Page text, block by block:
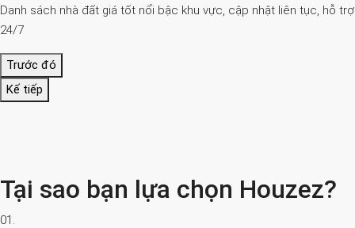
Danh sách nhà đất giá tốt nổi bậc khu vực, cập nhật liên tục, hỗ trợ
24/7
Trước đó
Kế tiếp
Tại sao bạn lựa chọn Houzez?
01.